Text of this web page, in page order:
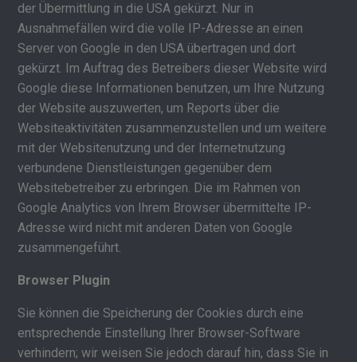
der Übermittlung in die USA gekürzt. Nur in
Ausnahmefällen wird die volle IP-Adresse an einen
Server von Google in den USA übertragen und dort
gekürzt. Im Auftrag des Betreibers dieser Website wird
Google diese Informationen benutzen, um Ihre Nutzung
der Website auszuwerten, um Reports über die
Websiteaktivitäten zusammenzustellen und um weitere
mit der Websitenutzung und der Internetnutzung
verbundene Dienstleistungen gegenüber dem
Websitebetreiber zu erbringen. Die im Rahmen von
Google Analytics von Ihrem Browser übermittelte IP-
Adresse wird nicht mit anderen Daten von Google
zusammengeführt.
Browser Plugin
Sie können die Speicherung der Cookies durch eine
entsprechende Einstellung Ihrer Browser-Software
verhindern; wir weisen Sie jedoch darauf hin, dass Sie in